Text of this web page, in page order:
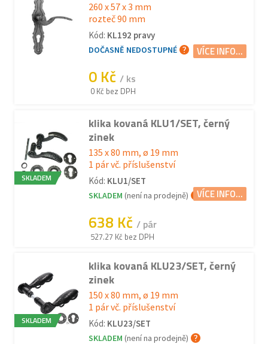
260 x 57 x 3 mm
rozteč 90 mm
Kód: KL192 pravy
DOČASNĚ NEDOSTUPNÉ
0 Kč / ks
0 Kč bez DPH
VÍCE INFO...
SKLADEM
klika kovaná KLU1/SET, černý
zinek
135 x 80 mm, ø 19 mm
1 pár vč. příslušenství
Kód: KLU1/SET
SKLADEM (není na prodejně)
638 Kč / pár
527.27 Kč bez DPH
VÍCE INFO...
SKLADEM
klika kovaná KLU23/SET, černý
zinek
150 x 80 mm, ø 19 mm
1 pár vč. příslušenství
Kód: KLU23/SET
SKLADEM (není na prodejně)